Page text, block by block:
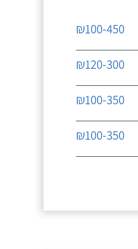
₪100-450
₪120-300
₪100-350
₪100-350